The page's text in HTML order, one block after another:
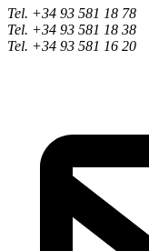
Tel. +34 93 581 18 78
Tel. +34 93 581 18 38
Tel. +34 93 581 16 20